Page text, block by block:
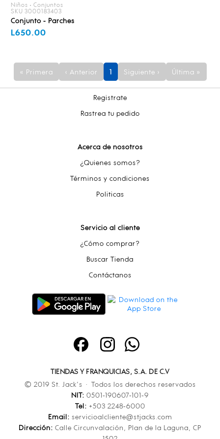
Niños • Conjuntos
SKU 3000183403
Conjunto - Parches
L650.00
« Primera ‹ Anterior 1 Siguiente › Última »
Registrate
Rastrea tu pedido
Acerca de nosotros
¿Quienes somos?
Términos y condiciones
Politicas
Servicio al cliente
¿Cómo comprar?
Buscar Tienda
Contáctanos
TIENDAS Y FRANQUICIAS, S.A. DE C.V
© 2019 St. Jack’s · Todos los derechos reservados
NIT: 0501-190607-101-9
Tel: +503 2248-6000
Email: servicioalcliente@stjacks.com
Dirección: Calle Circunvalación, Plan de la Laguna, CP